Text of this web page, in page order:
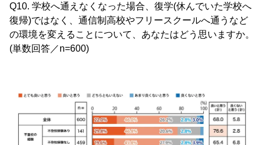
Q10. 学校へ通えなくなった場合、復学(休んでいた学校へ
復帰)ではなく、通信制高校やフリースクールへ通うなど
の環境を変えることについて、あなたはどう思いますか。
(単数回答／n=600)